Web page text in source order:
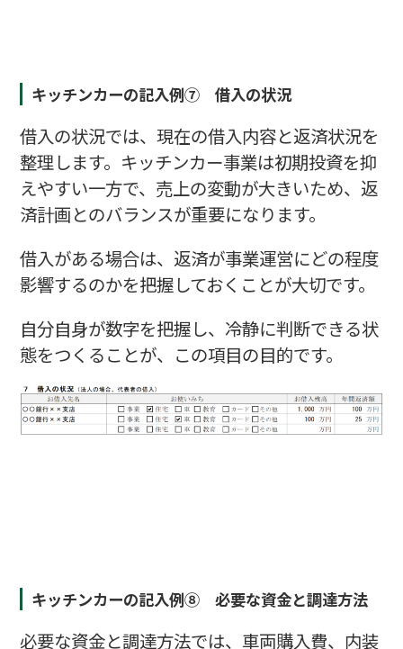
キッチンカーの記入例⑦ 借入の状況
借入の状況では、現在の借入内容と返済状況を
整理します。キッチンカー事業は初期投資を抑
えやすい一方で、売上の変動が大きいため、返
済計画とのバランスが重要になります。
借入がある場合は、返済が事業運営にどの程度
影響するのかを把握しておくことが大切です。
自分自身が数字を把握し、冷静に判断できる状
態をつくることが、この項目の目的です。
キッチンカーの記入例⑧ 必要な資金と調達方法
必要な資金と調達方法では、車両購入費、内装